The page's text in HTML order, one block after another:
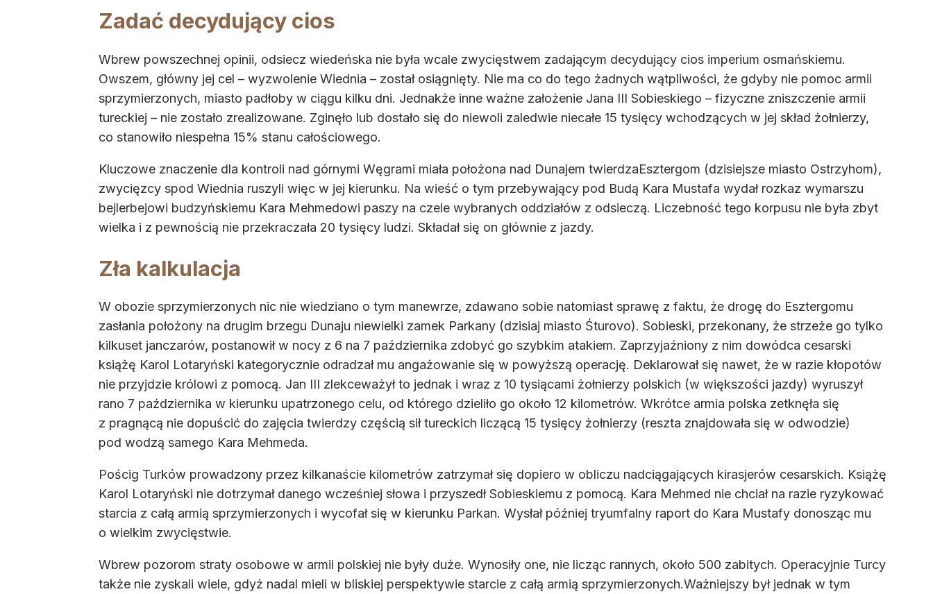
Zadać decydujący cios
Wbrew powszechnej opinii, odsiecz wiedeńska nie była wcale zwycięstwem zadającym decydujący cios imperium osmańskiemu.
Owszem, główny jej cel – wyzwolenie Wiednia – został osiągnięty. Nie ma co do tego żadnych wątpliwości, że gdyby nie pomoc armii
sprzymierzonych, miasto padłoby w ciągu kilku dni. Jednakże inne ważne założenie Jana III Sobieskiego – fizyczne zniszczenie armii
tureckiej – nie zostało zrealizowane. Zginęło lub dostało się do niewoli zaledwie niecałe 15 tysięcy wchodzących w jej skład żołnierzy,
co stanowiło niespełna 15% stanu całościowego.
Kluczowe znaczenie dla kontroli nad górnymi Węgrami miała położona nad Dunajem twierdzaEsztergom (dzisiejsze miasto Ostrzyhom),
zwycięzcy spod Wiednia ruszyli więc w jej kierunku. Na wieść o tym przebywający pod Budą Kara Mustafa wydał rozkaz wymarszu
bejlerbejowi budzyńskiemu Kara Mehmedowi paszy na czele wybranych oddziałów z odsieczą. Liczebność tego korpusu nie była zbyt
wielka i z pewnością nie przekraczała 20 tysięcy ludzi. Składał się on głównie z jazdy.
Zła kalkulacja
W obozie sprzymierzonych nic nie wiedziano o tym manewrze, zdawano sobie natomiast sprawę z faktu, że drogę do Esztergomu
zasłania położony na drugim brzegu Dunaju niewielki zamek Parkany (dzisiaj miasto Śturovo). Sobieski, przekonany, że strzeże go tylko
kilkuset janczarów, postanowił w nocy z 6 na 7 października zdobyć go szybkim atakiem. Zaprzyjaźniony z nim dowódca cesarski
książę Karol Lotaryński kategorycznie odradzał mu angażowanie się w powyższą operację. Deklarował się nawet, że w razie kłopotów
nie przyjdzie królowi z pomocą. Jan III zlekceważył to jednak i wraz z 10 tysiącami żołnierzy polskich (w większości jazdy) wyruszył
rano 7 października w kierunku upatrzonego celu, od którego dzieliło go około 12 kilometrów. Wkrótce armia polska zetknęła się
z pragnącą nie dopuścić do zajęcia twierdzy częścią sił tureckich liczącą 15 tysięcy żołnierzy (reszta znajdowała się w odwodzie)
pod wodzą samego Kara Mehmeda.
Pościg Turków prowadzony przez kilkanaście kilometrów zatrzymał się dopiero w obliczu nadciągających kirasjerów cesarskich. Książę
Karol Lotaryński nie dotrzymał danego wcześniej słowa i przyszedł Sobieskiemu z pomocą. Kara Mehmed nie chciał na razie ryzykować
starcia z całą armią sprzymierzonych i wycofał się w kierunku Parkan. Wysłał później tryumfalny raport do Kara Mustafy donosząc mu
o wielkim zwycięstwie.
Wbrew pozorom straty osobowe w armii polskiej nie były duże. Wynosiły one, nie licząc rannych, około 500 zabitych. Operacyjnie Turcy
także nie zyskali wiele, gdyż nadal mieli w bliskiej perspektywie starcie z całą armią sprzymierzonych.Ważniejszy był jednak w tym